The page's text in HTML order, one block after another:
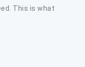
This is what